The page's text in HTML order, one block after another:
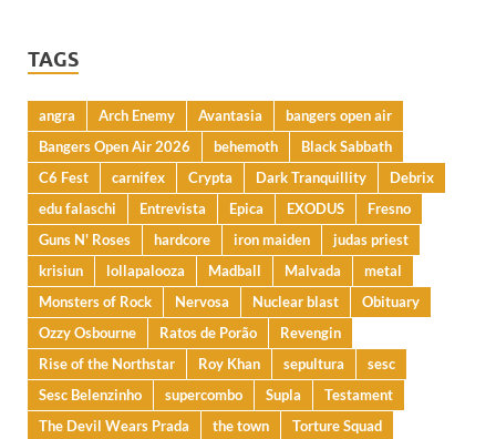
TAGS
angra Arch Enemy Avantasia
bangers open air
Bangers Open Air 2026
behemoth
Black Sabbath
C6 Fest
carnifex Crypta Dark Tranquillity
Debrix
edu falaschi
Entrevista Epica EXODUS
Fresno
Guns N' Roses
hardcore iron maiden
judas priest
krisiun
lollapalooza Madball Malvada
metal
Monsters of Rock
Nervosa Nuclear blast
Obituary
Ozzy Osbourne
Ratos de Porão
Revengin
Rise of the Northstar
Roy Khan sepultura
sesc
Sesc Belenzinho
supercombo Supla
Testament
The Devil Wears Prada
the town Torture Squad